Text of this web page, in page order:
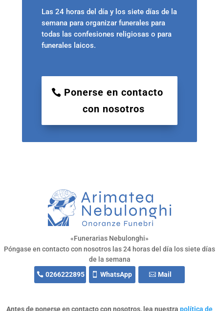
Las 24 horas del día y los siete días de la
semana para organizar funerales para
todas las confesiones religiosas o para
funerales laicos.
Ponerse en contacto
con nosotros
«Funerarias Nebulonghi»
Póngase en contacto con nosotros las 24 horas del día los siete días
de la semana
0266222895
WhatsApp Mail
Antes de ponerse en contacto con nosotros, lea nuestra política de